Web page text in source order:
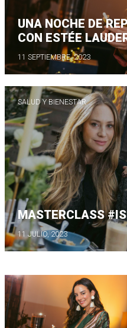
UNA NOCHE DE
CON ESTÉE
11 SEPTIEMBRE, 2023
SALUD Y BIENESTAR
MASTERCLASS
11 JULIO, 2023